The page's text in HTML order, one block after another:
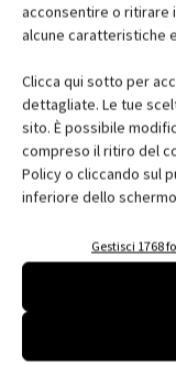
acconsentire o ritirare
alcune caratteristiche
Clicca qui sotto per
dettagliate. Le tue
sito. È possibile
compreso il ritiro del
Policy o cliccando sul
inferiore dello
Gestisci 1768
L'ingresso principale/
visitatori possono
passato
memorabilia e collega
TAGS Abu Dhabi